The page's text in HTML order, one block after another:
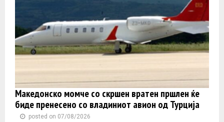
Македонско момче со скршен вратен пршлен ќе
биде пренесено со владиниот авион од Турција
posted on 07/08/2026